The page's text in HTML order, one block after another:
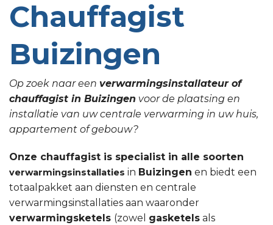
Chauffagist
Buizingen
Op zoek naar een verwarmingsinstallateur of
chauffagist in Buizingen voor de plaatsing en
installatie van uw centrale verwarming in uw huis,
appartement of gebouw?
Onze chauffagist is specialist in alle soorten
verwarmingsinstallaties in Buizingen en biedt een
totaalpakket aan diensten en centrale
verwarmingsinstallaties aan waaronder
verwarmingsketels (zowel gasketels als